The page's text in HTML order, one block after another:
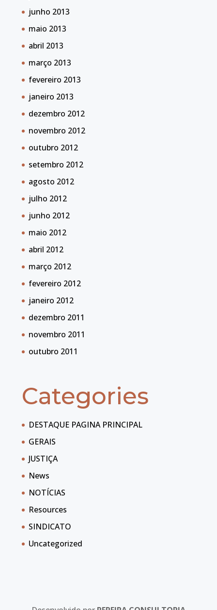
junho 2013
maio 2013
abril 2013
março 2013
fevereiro 2013
janeiro 2013
dezembro 2012
novembro 2012
outubro 2012
setembro 2012
agosto 2012
julho 2012
junho 2012
maio 2012
abril 2012
março 2012
fevereiro 2012
janeiro 2012
dezembro 2011
novembro 2011
outubro 2011
Categories
DESTAQUE PAGINA PRINCIPAL
GERAIS
JUSTIÇA
News
NOTÍCIAS
Resources
SINDICATO
Uncategorized